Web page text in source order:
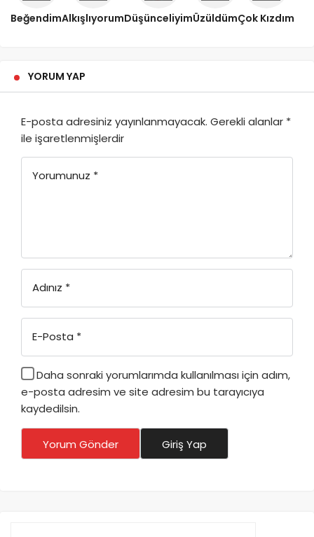
BeğendimAlkışlıyorumDüşünceliyimÜzüldümÇok Kızdım
YORUM YAP
E-posta adresiniz yayınlanmayacak. Gerekli alanlar *
ile işaretlenmişlerdir
Yorumunuz *
Adınız *
E-Posta *
Daha sonraki yorumlarımda kullanılması için adım,
e-posta adresim ve site adresim bu tarayıcıya
kaydedilsin.
Yorum Gönder Giriş Yap